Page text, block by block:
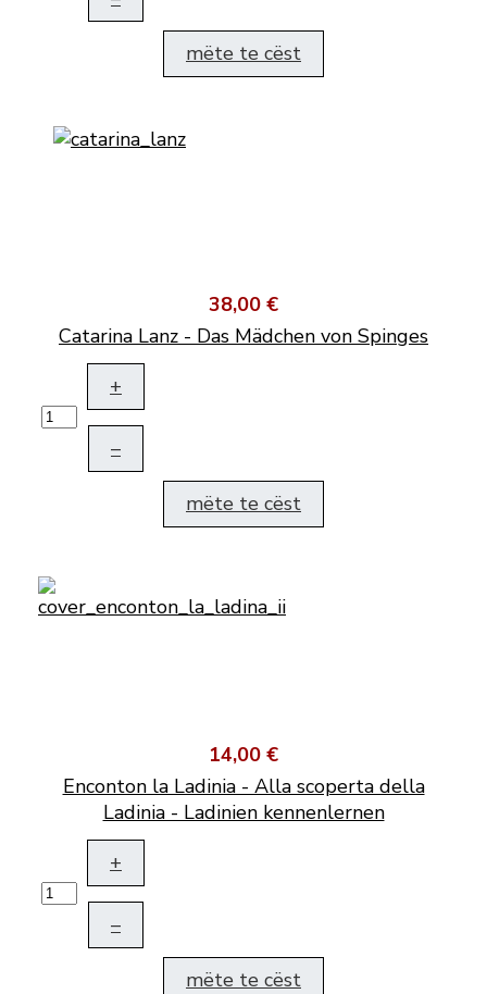
mëte te cëst
38,00 €
Catarina Lanz - Das Mädchen von Spinges
+
–
mëte te cëst
14,00 €
Enconton la Ladinia - Alla scoperta della
Ladinia - Ladinien kennenlernen
+
–
mëte te cëst